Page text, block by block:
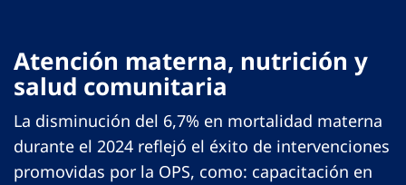
Atención materna, nutrición y
salud comunitaria
La disminución del 6,7% en mortalidad materna
durante el 2024 reflejó el éxito de intervenciones
promovidas por la OPS, como: capacitación en